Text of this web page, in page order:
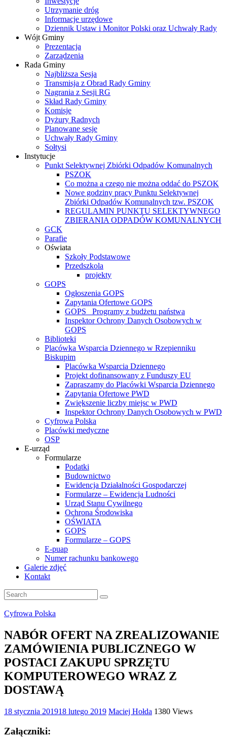
Utrzymanie dróg
Informacje urzędowe
Dziennik Ustaw i Monitor Polski oraz Uchwały Rady
Wójt Gminy
Prezentacja
Zarządzenia
Rada Gminy
Najbliższa Sesja
Transmisja z Obrad Rady Gminy
Nagrania z Sesji RG
Skład Rady Gminy
Komisje
Dyżury Radnych
Planowane sesje
Uchwały Rady Gminy
Sołtysi
Instytucje
Punkt Selektywnej Zbiórki Odpadów Komunalnych
PSZOK
Co można a czego nie można oddać do PSZOK
Nowe godziny pracy Punktu Selektywnej
Zbiórki Odpadów Komunalnych tzw. PSZOK
REGULAMIN PUNKTU SELEKTYWNEGO
ZBIERANIA ODPADÓW KOMUNALNYCH
GCK
Parafie
Oświata
Szkoły Podstawowe
Przedszkola
projekty
GOPS
Ogłoszenia GOPS
Zapytania Ofertowe GOPS
GOPS_ Programy z budżetu państwa
Inspektor Ochrony Danych Osobowych w
GOPS
Biblioteki
Placówka Wsparcia Dziennego w Rzepienniku
Biskupim
Placówka Wsparcia Dziennego
Projekt dofinansowany z Funduszy EU
Zapraszamy do Placówki Wsparcia Dziennego
Zapytania Ofertowe PWD
Zwiększenie liczby miejsc w PWD
Inspektor Ochrony Danych Osobowych w PWD
Cyfrowa Polska
Placówki medyczne
OSP
E-urząd
Formularze
Podatki
Budownictwo
Ewidencja Działalności Gospodarczej
Formularze – Ewidencja Ludności
Urząd Stanu Cywilnego
Ochrona Środowiska
OŚWIATA
GOPS
Formularze – GOPS
E-puap
Numer rachunku bankowego
Galerie zdjęć
Kontakt
Cyfrowa Polska
NABÓR OFERT NA ZREALIZOWANIE
ZAMÓWIENIA PUBLICZNEGO W
POSTACI ZAKUPU SPRZĘTU
KOMPUTEROWEGO WRAZ Z
DOSTAWĄ
18 stycznia 201918 lutego 2019 Maciej Hołda 1380 Views
Załączniki: